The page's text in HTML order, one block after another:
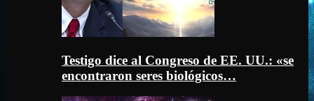
Testigo dice al Congreso de EE. UU.: «se
encontraron seres biológicos…